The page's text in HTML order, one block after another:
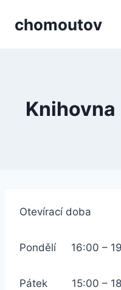
chomoutov
Otevírací doba
Pondělí 16:00 –
Pátek 15:00 –